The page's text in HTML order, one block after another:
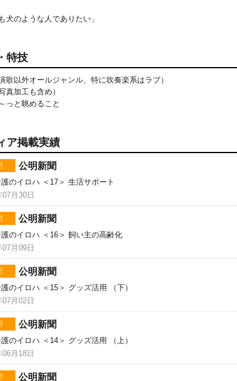
犬のような人でありたい」
特技
歌以外オールジャンル、特に吹奏楽系はラブ）
真加工も含め）
っと眺めること
ア掲載実績
公明新聞
のイロハ ＜17＞ 生活サポート
月30日
公明新聞
のイロハ ＜16＞ 飼い主の高齢化
月09日
公明新聞
のイロハ ＜15＞ グッズ活用 （下）
月02日
公明新聞
のイロハ ＜14＞ グッズ活用 （上）
月18日
公明新聞